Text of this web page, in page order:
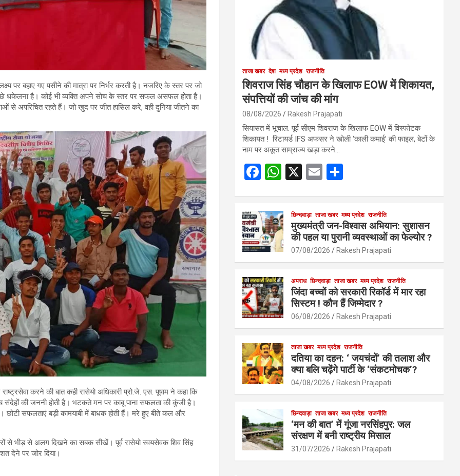
पर बहाए गए पसीने की मात्रा पर निर्भर करती है। नजरिए के स्तर पर जो
धकेलना है। कोई भी व्यक्ति अपने सोच के स्तर पर सफल असफल होता है।
से अपरिचित रहते हैं। जो खुद पर जीत हासिल करे, वही दुनिया जीतने का
करने की बात कही रासेयो अधिकारी प्रो.जे. एस. पूषाम ने कहा कि
संदेहों की जननी होती है। भटकते मन पर काबू पाना सफलता की कुंजी है।
छोटी सफलताएं बड़ी कामयाबी में बाधक होती हैं। मरे हुए बीते कल और
से भीड़ से अलग दिखने का सबक सीखें। पूर्व रासेयो स्वयसेवक शिव सिंह
देने पर जोर दिया।
ताजा खबर देश मध्य प्रदेश राजनीति
शिवराज सिंह चौहान के खिलाफ EOW में शिकायत,
संपत्तियों की जांच की मांग
08/08/2026 Rakesh Prajapati
सियासत में भूचाल: पूर्व सीएम शिवराज के खिलाफ EOW में विस्फोटक
शिकायत ! रिटायर्ड IFS अफसर ने खोली ‘काली कमाई’ की फाइल, बेटों के
नाम पर अकूत साम्राज्य खड़ा करने…
F
b
o
o
W
s
A
p
X
E
e
छिन्दवाड़ा ताजा खबर मध्य प्रदेश राजनीति
मुख्यमंत्री जन-विश्वास अभियान: सुशासन
की पहल या पुरानी व्यवस्थाओं का फेल्योर ?
07/08/2026 Rakesh Prajapati
अपराध छिन्दवाड़ा ताजा खबर मध्य प्रदेश राजनीति
जिंदा बच्चों को सरकारी रिकॉर्ड में मार रहा
सिस्टम ! कौन हैं जिम्मेदार ?
06/08/2026 Rakesh Prajapati
ताजा खबर मध्य प्रदेश राजनीति
दतिया का दहन: ‘ जयचंदों’ की तलाश और
क्या बलि चढ़ेंगे पार्टी के ‘संकटमोचक’?
04/08/2026 Rakesh Prajapati
छिन्दवाड़ा ताजा खबर मध्य प्रदेश राजनीति
‘मन की बात’ में गूंजा नरसिंहपुर: जल
संरक्षण में बनी राष्ट्रीय मिसाल
31/07/2026 Rakesh Prajapati